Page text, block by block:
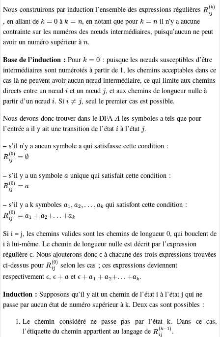
Nous construirons par induction l’ensemble des expressions régulières Rj(k
, en allant de k àk , en notant que pourk
il n’y a aucune
contrainte sur les numéros des nœuds intermédiaires, puisqu’aucun ne peut
avoir un numéro supérieur à
.
Base de l’induction : Pour
: puisque les nœuds susceptibles d’être
intermédiaires sont numérotés à partir de 1, les chemins acceptables dans ce
cas là ne peuvent avoir aucun nœud intermédiaire, ce qui limite aux chemins
directs entre un nœud
et un nœud j, et aux chemins de longueur nulle à
partir d’un nœud i. Sii ≠j
, seul le premier cas est possible.
Nous devons donc trouver dans le DFA A les symboles a tels que pour
l’entrée a il y ait une transition de l’état i à l’état j.
–s’il n’y a aucun symbole a qui satisfasse cette condition :
Rj(0 ∅
–s’il y a un symbole unique qui satisfait cette condition :
Rj(0 =
–s’il y a k symboles qui satisfont cette condition :
j(0 = 2
Si i = j, les chemins valides sont les chemins de longueur 0, qui bouclent de
i à lui-même. Le chemin de longueur nulle est décrit par l’expression
régulière є. Nous ajouterons donc є à chacune des trois expressions trouvées
ci-dessus pour Rj(0 selon les cas ; ces expressions deviennent
respectivement , ϵ et ak .
Induction : Supposons qu’il y ait un chemin de l’état i à l’état j qui ne
passe par aucun état de numéro supérieur à k. Deux cas sont possibles :
Le chemin considéré ne passe pas par l’état k. Dans ce cas,
l’étiquette du chemin appartient au langage de Rij(k−1.